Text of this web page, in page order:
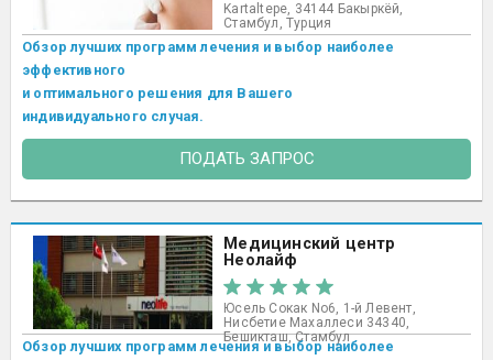
Kartaltepe, 34144 Бакыркёй,
Стамбул, Турция
Обзор лучших программ лечения и выбор наиболее
эффективного
и оптимального решения для Вашего
индивидуального случая.
ПОДАТЬ ЗАПРОС
Медицинский центр
Неолайф
Юсель Сокак No6, 1-й Левент,
Нисбетие Махаллеси 34340,
Бешикташ, Стамбул ​
Обзор лучших программ лечения и выбор наиболее